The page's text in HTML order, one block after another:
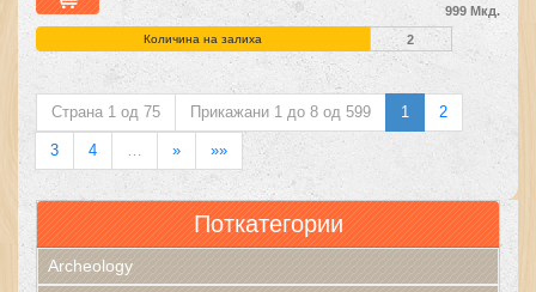
999 Мкд.
Количина на залиха 2
Страна 1 од 75 Прикажани 1 до 8 од 599 1 2
3 4 … » »»
Поткатегории
Archeology